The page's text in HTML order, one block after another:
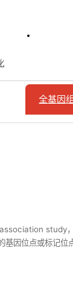
全基因
study，
因位点或标记位